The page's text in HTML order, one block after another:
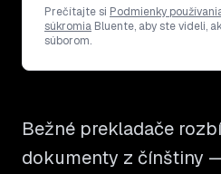
Prečítajte si Podmienky
súkromia Bluente, aby ste videli,
súborom.
Bežné prekladače
dokumenty z čínštiny